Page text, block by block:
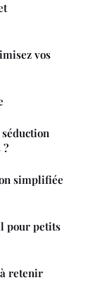
vos
?
simplifiée
pour petits
retenir